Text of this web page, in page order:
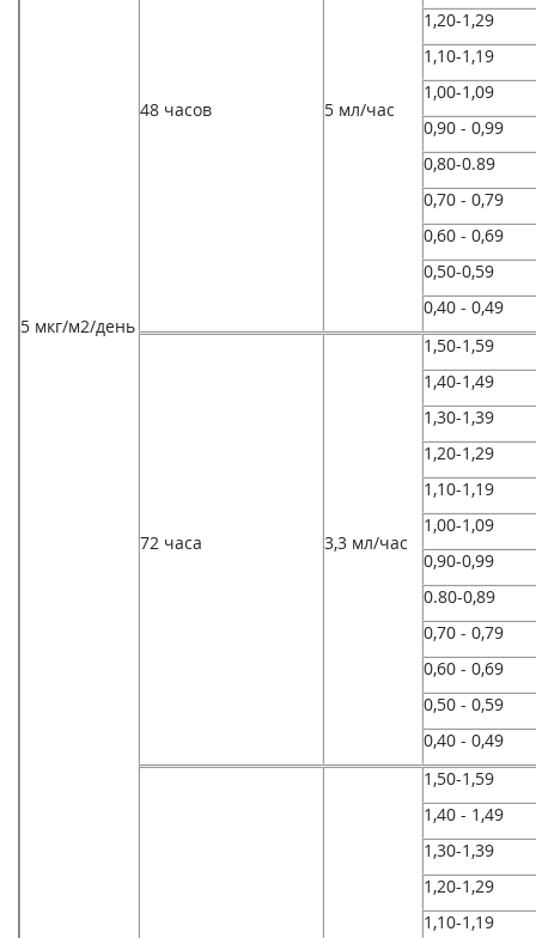
5 мкг/м2/день
48 часов 5 мл/час
1,20-1,29
1,10-1,19
1,00-1,09
0,90 - 0,99
0,80-0.89
0,70 - 0,79
0,60 - 0,69
0,50-0,59
0,40 - 0,49
72 часа 3,3 мл/час
1,50-1,59
1,40-1,49
1,30-1,39
1,20-1,29
1,10-1,19
1,00-1,09
0,90-0,99
0.80-0,89
0,70 - 0,79
0,60 - 0,69
0,50 - 0,59
0,40 - 0,49
1,50-1,59
1,40 - 1,49
1,30-1,39
1,20-1,29
1,10-1,19